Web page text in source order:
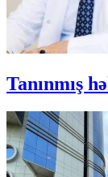
Tanınmış